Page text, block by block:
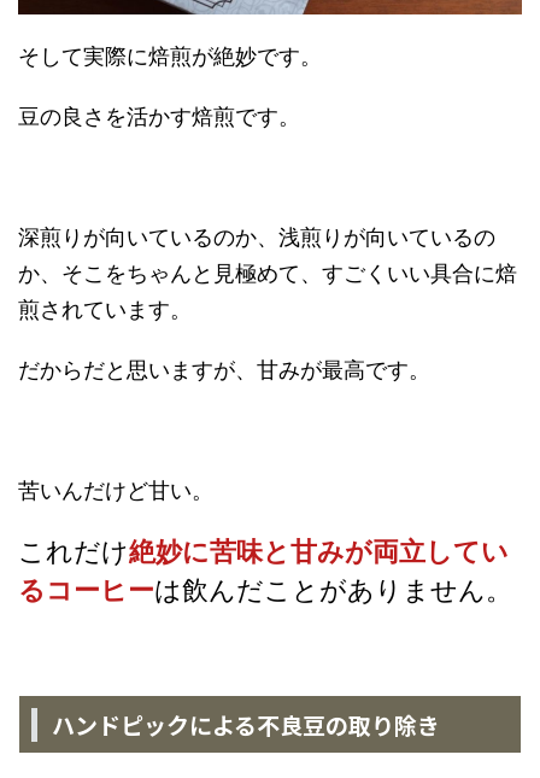
そして実際に焙煎が絶妙です。
豆の良さを活かす焙煎です。
深煎りが向いているのか、浅煎りが向いているの
か、そこをちゃんと見極めて、すごくいい具合に焙
煎されています。
だからだと思いますが、甘みが最高です。
苦いんだけど甘い。
これだけ絶妙に苦味と甘みが両立してい
るコーヒーは飲んだことがありません。
ハンドピックによる不良豆の取り除き